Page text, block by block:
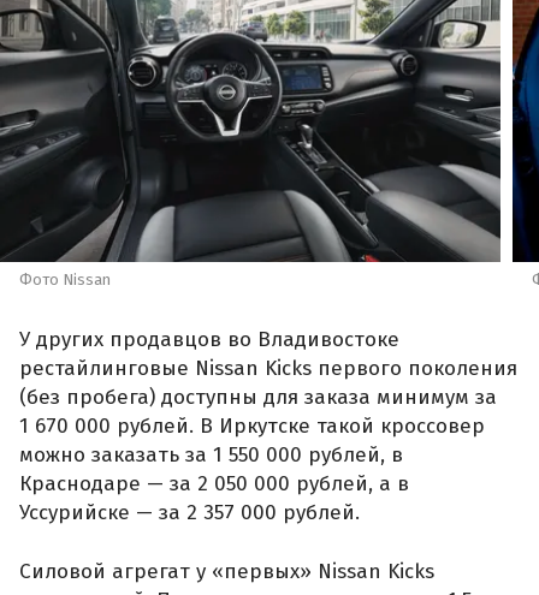
Фото Nissan
У других продавцов во Владивостоке
рестайлинговые Nissan Kicks первого поколения
(без пробега) доступны для заказа минимум за
1 670 000 рублей. В Иркутске такой кроссовер
можно заказать за 1 550 000 рублей, в
Краснодаре — за 2 050 000 рублей, а в
Уссурийске — за 2 357 000 рублей.
Силовой агрегат у «первых» Nissan Kicks